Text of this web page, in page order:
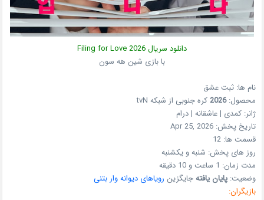
دانلود سریال Filing for Love2026
با بازی شین هه سون
نام ها: ثبت عشق
محصول:2026 کره جنوبی از شبکه tvN
ژانر:کمدی | عاشقانه | درام
تاریخ پخش:Apr 25, 2026
قسمت ها:12
روز های پخش: شنبه و یکشنبه
مدت زمان: 1 ساعت و 10 دقیقه
وضعیت:پایان یافتهجایگزین رویاهای دیوانه‌ وار بتنی
بازیگران: